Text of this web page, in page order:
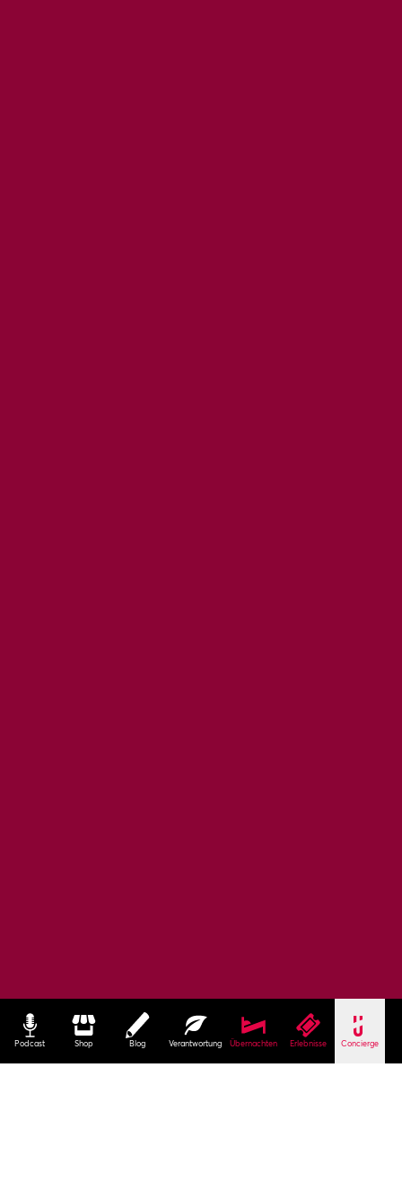
Podcast Shop Blog Verantwortung Übernachten Erlebnisse Concierge